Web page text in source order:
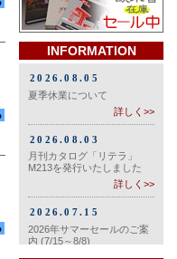
INFORMATION